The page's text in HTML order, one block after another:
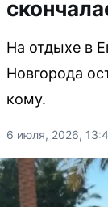
На отдыхе в
Новгорода
кому.
6 июля, 2026,